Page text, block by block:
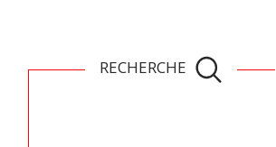
RECHERCHE